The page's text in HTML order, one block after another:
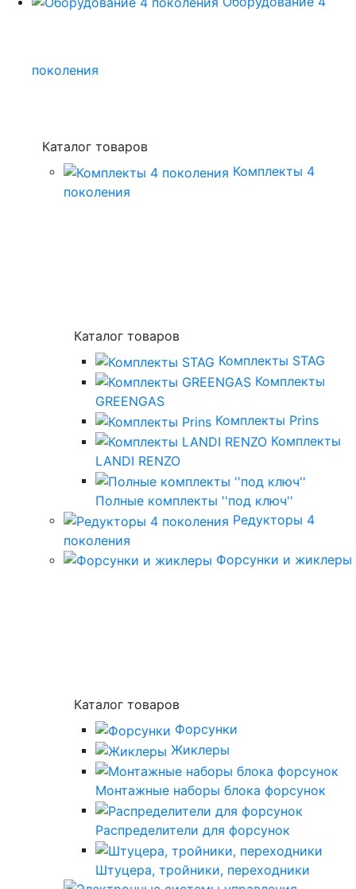
поколения
Каталог товаров
Комплекты 4
поколения
Каталог товаров
Комплекты STAG
Комплекты
GREENGAS
Комплекты Prins
Комплекты
LANDI RENZO
Полные комплекты ''под ключ''
Редукторы 4
поколения
Форсунки и жиклеры
Каталог товаров
Форсунки
Жиклеры
Монтажные наборы блока форсунок
Распределители для форсунок
Штуцера, тройники, переходники